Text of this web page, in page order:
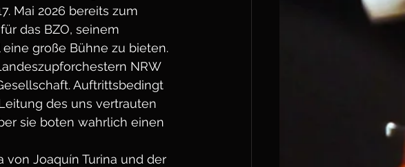
Mai 2026 bereits zum
das BZO, seinem
große Bühne zu bieten.
NRW
Auftrittsbedingt
des uns vertrauten
sie boten wahrlich einen
von Joaquín Turina und der